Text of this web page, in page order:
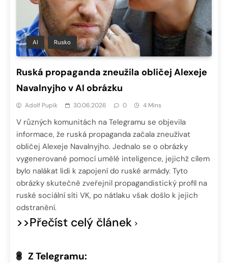
AI Rusko
Ruská propaganda zneužila obličej Alexeje
Navalnyjho v AI obrázku
Adolf Pupík 30.06.2026 0 4 Mins
V různých komunitách na Telegramu se objevila
informace, že ruská propaganda začala zneužívat
obličej Alexeje Navalnyjho. Jednalo se o obrázky
vygenerované pomocí umělé inteligence, jejichž cílem
bylo nalákat lidi k zapojení do ruské armády. Tyto
obrázky skutečně zveřejnil propagandistický profil na
ruské sociální síti VK, po nátlaku však došlo k jejich
odstranění.
>>Přečíst celý článek
Z Telegramu: